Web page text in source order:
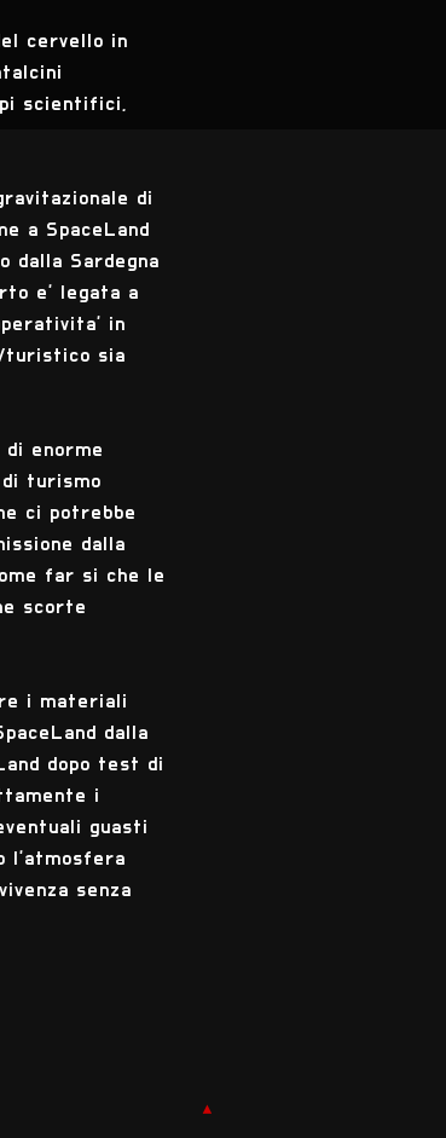
cervello in
scientifici,
di
a SpaceLand
dalla Sardegna
e' legata a
in
turistico sia
enorme
turismo
ci potrebbe
dalla
far si che le
scorte
i materiali
dalla
dopo test di
i
guasti
l'atmosfera
senza
▲